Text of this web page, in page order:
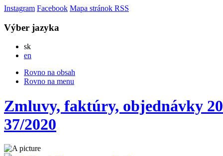
Instagram Facebook Mapa stránok RSS
Výber jazyka
skSlovensky
en
Rovno na obsah
Rovno na menu
Zmluvy, faktúry, objednávky
37/2020